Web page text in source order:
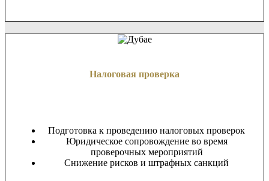
Налоговая проверка
Подготовка к проведению налоговых проверок
Юридическое сопровождение во время
проверочных мероприятий
Снижение рисков и штрафных санкций